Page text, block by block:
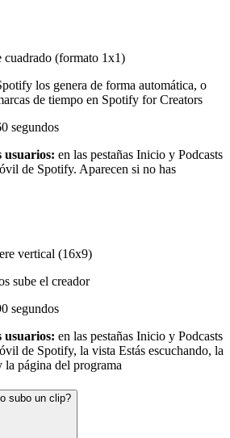
cuadrado (formato 1x1)
los genera de forma automática, o
de tiempo en Spotify for Creators
segundos
usuarios: en las pestañas Inicio y Podcasts
de Spotify. Aparecen si no has
vertical (16x9)
sube el creador
segundos
usuarios: en las pestañas Inicio y Podcasts
de Spotify, la vista Estás escuchando, la
página del programa
subo un clip?